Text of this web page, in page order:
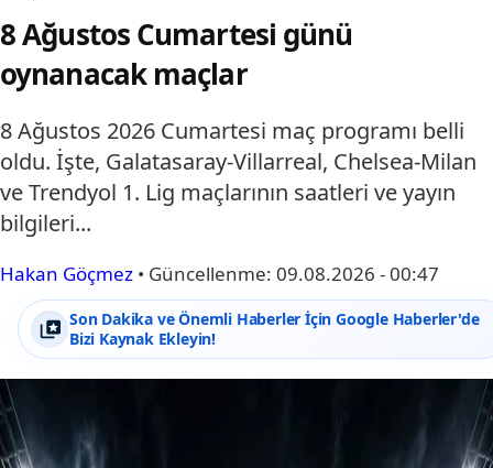
8 Ağustos Cumartesi günü
oynanacak maçlar
8 Ağustos 2026 Cumartesi maç programı belli
oldu. İşte, Galatasaray-Villarreal, Chelsea-Milan
ve Trendyol 1. Lig maçlarının saatleri ve yayın
bilgileri...
Hakan Göçmez • Güncellenme: 09.08.2026 - 00:47
Son Dakika ve Önemli Haberler İçin Google Haberler'de
Bizi Kaynak Ekleyin!